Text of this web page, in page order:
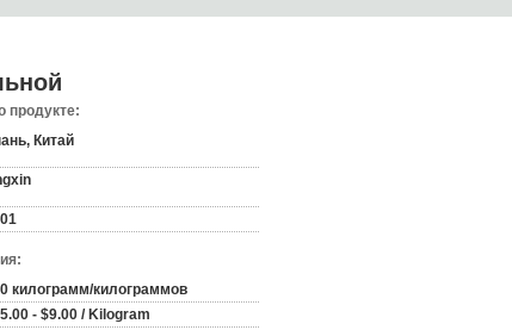
продукте:
Китай
килограмм/килограммов
- $9.00 / Kilogram